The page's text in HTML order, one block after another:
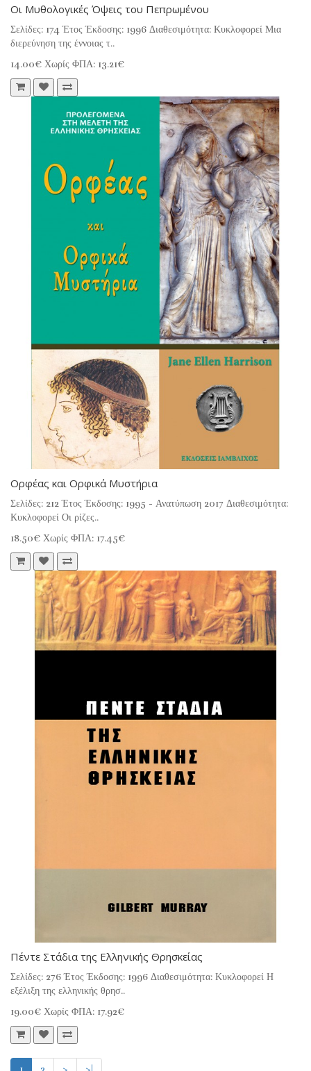
Οι Μυθολογικές Όψεις του Πεπρωμένου
Σελίδες: 174 Έτος Έκδοσης: 1996 Διαθεσιμότητα: Κυκλοφορεί Μια
διερεύνηση της έννοιας τ..
14.00€ Χωρίς ΦΠΑ: 13.21€
Ορφέας και Ορφικά Μυστήρια
Σελίδες: 212 Έτος Έκδοσης: 1995 - Ανατύπωση 2017 Διαθεσιμότητα:
Κυκλοφορεί Οι ρίζες..
18.50€ Χωρίς ΦΠΑ: 17.45€
Πέντε Στάδια της Ελληνικής Θρησκείας
Σελίδες: 276 Έτος Έκδοσης: 1996 Διαθεσιμότητα: Κυκλοφορεί Η
εξέλιξη της ελληνικής θρησ..
19.00€ Χωρίς ΦΠΑ: 17.92€